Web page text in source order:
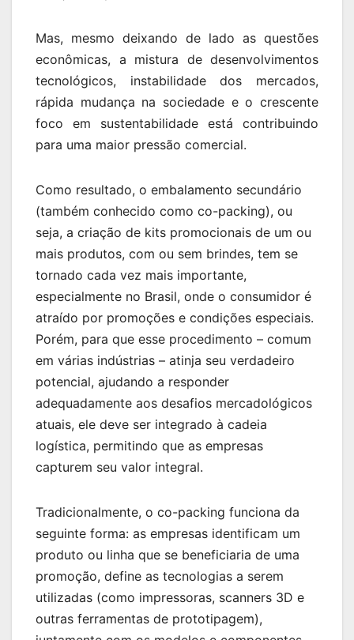
Mas, mesmo deixando de lado as questões
econômicas, a mistura de desenvolvimentos
tecnológicos, instabilidade dos mercados,
rápida mudança na sociedade e o crescente
foco em sustentabilidade está contribuindo
para uma maior pressão comercial.
Como resultado, o embalamento secundário
(também conhecido como co-packing), ou
seja, a criação de kits promocionais de um ou
mais produtos, com ou sem brindes, tem se
tornado cada vez mais importante,
especialmente no Brasil, onde o consumidor é
atraído por promoções e condições especiais.
Porém, para que esse procedimento – comum
em várias indústrias – atinja seu verdadeiro
potencial, ajudando a responder
adequadamente aos desafios mercadológicos
atuais, ele deve ser integrado à cadeia
logística, permitindo que as empresas
capturem seu valor integral.
Tradicionalmente, o co-packing funciona da
seguinte forma: as empresas identificam um
produto ou linha que se beneficiaria de uma
promoção, define as tecnologias a serem
utilizadas (como impressoras, scanners 3D e
outras ferramentas de prototipagem),